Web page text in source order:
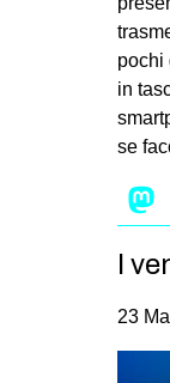
pochi
in
se
I
23